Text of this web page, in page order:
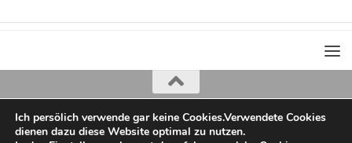
Iris Greiner
copyright 2022
Ich persölich verwende gar keine Cookies.Verwendete Cookies
dienen dazu diese Website optimal zu nutzen.